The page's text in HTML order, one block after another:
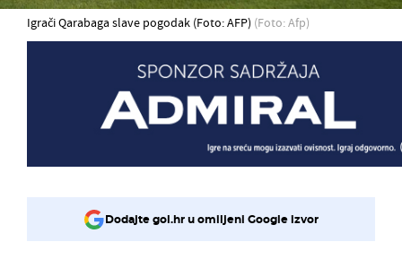
Igrači Qarabaga slave pogodak (Foto: AFP) (Foto: Afp)
Dodajte gol.hr u omiljeni Google izvor